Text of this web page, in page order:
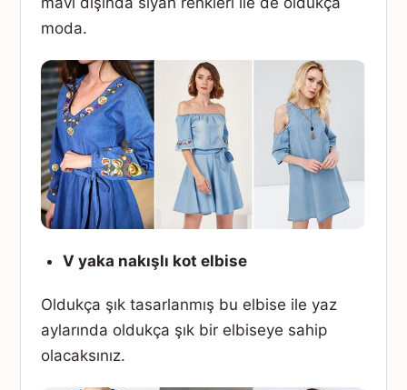
moda.
V yaka nakışlı kot elbise
Oldukça şık tasarlanmış bu elbise ile yaz
aylarında oldukça şık bir elbiseye sahip
olacaksınız.